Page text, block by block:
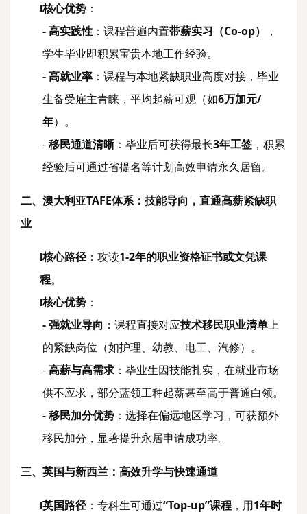
l核心优势 ：
-高实践性 ：课程普遍内置带薪实习（Co-op）
，
学生毕业即积累宝贵本地工作经验。
-高就业率 ：课程与本地紧缺职业高度对接，毕业
生备受雇主青睐，平均起薪可观（如6万加元/
年）。
-移民通道清晰 ：毕业后可获得最长3年工签 ，积累
经验后可通过省提名等计划高效申请永久居留。
二、澳大利亚TAFE体系：技能导向，直通高薪紧缺职
业
l核心路径 ：攻读1-2年的职业资格证书或文凭课
程。
l核心优势 ：
-强就业导向 ：课程直接对应技术移民职业清单上
的紧缺岗位（如护理、幼教、电工、汽修）。
-高薪与高需求 ：毕业生因技能扎实，在就业市场
供不应求，部分蓝领工种起薪甚至高于普通白领。
-移民加分优势 ：选择在偏远地区学习，可获额外
移民加分，显著提升永居申请成功率。
三、英国与新西兰：高效升学与快速通道
l英国路径 ：专科生可通过“Top-up”课程 ，用1年时